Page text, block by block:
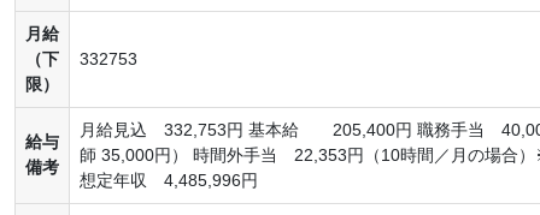
月給
（下
限）
332753
給与
備考
月給見込 332,753円 基本給 205,400円 職務手当
師 35,000円） 時間外手当 22,353円（10時間／月の場合
想定年収 4,485,996円